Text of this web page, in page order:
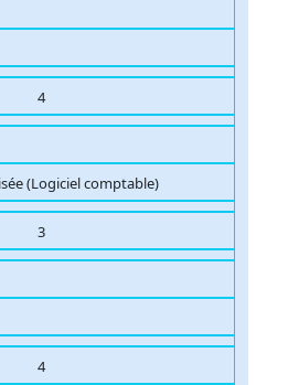
4
(Logiciel comptable)
3
4